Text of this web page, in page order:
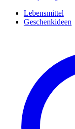
Lebensmittel
Geschenkideen